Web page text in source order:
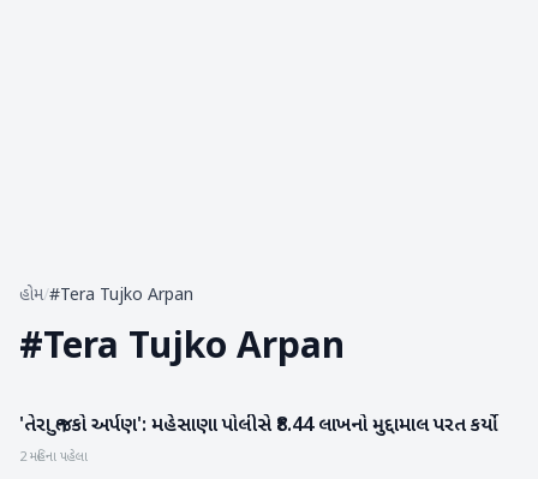
હોમ/#Tera Tujko Arpan
#Tera Tujko Arpan
મહેસાણા
'તેરા તુજકો અર્પણ': મહેસાણા પોલીસે ₹8.44 લાખનો મુદ્દામાલ પરત કર્યો
2 મહિના પહેલા